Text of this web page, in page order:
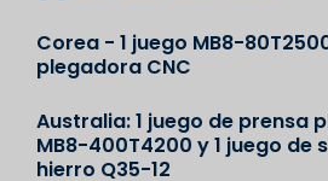
Corea - 1 juego MB8-
plegadora CNC
Australia: 1 juego de prensa
MB8-400T4200 y 1 juego de
hierro Q35-12